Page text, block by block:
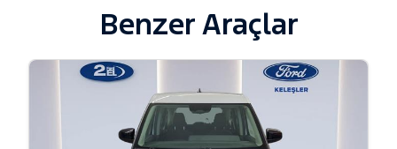
Benzer Araçlar